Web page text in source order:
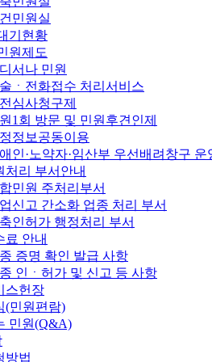
민원실
기현황
원제도
서나 민원
ㆍ전화접수 처리서비스
심사청구제
1회 방문 및 민원후견인제
정보공동이용
인·노약자·임산부 우선배려창구 운
처리 부서안내
민원 주처리부서
신고 간소화 업종 처리 부서
인허가 행정처리 부서
료 안내
증명 확인 발급 사항
인ㆍ허가 및 신고 등 사항
스헌장
(민원편람)
민원(Q&A)
방법